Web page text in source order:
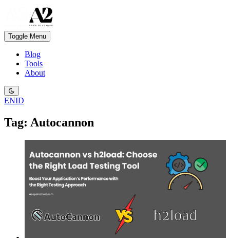
Toggle Menu
Blog
Tools
About
ENID
Tag: Autocannon